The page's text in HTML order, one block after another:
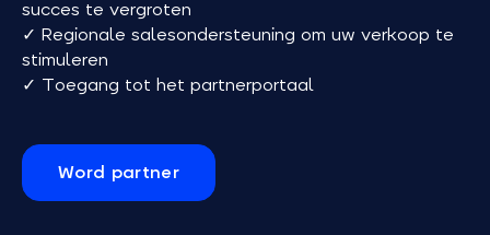
succes te vergroten
✓ Regionale salesondersteuning om uw verkoop te
stimuleren
✓ Toegang tot het partnerportaal
Word partner